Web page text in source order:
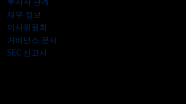
재무 정보
이사위원회
거버넌스 문서
SEC 신고서